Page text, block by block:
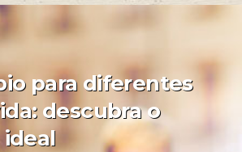
para diferentes
descubra o